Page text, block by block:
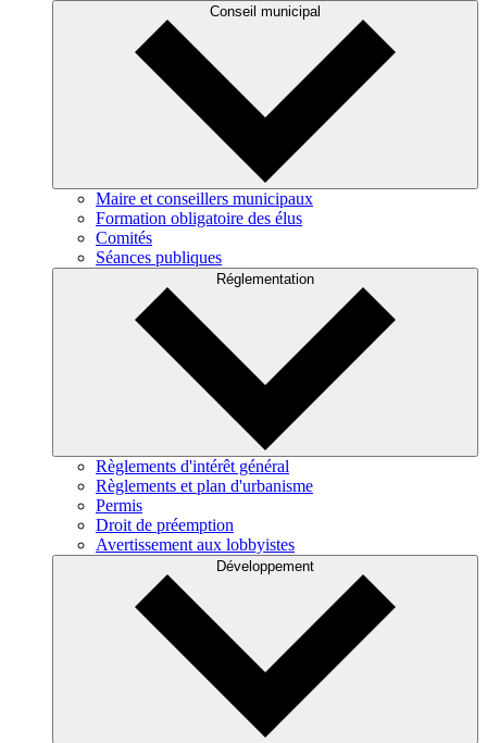
Conseil municipal
Maire et conseillers municipaux
Formation obligatoire des élus
Comités
Séances publiques
Réglementation
Règlements d'intérêt général
Règlements et plan d'urbanisme
Permis
Droit de préemption
Avertissement aux lobbyistes
Développement